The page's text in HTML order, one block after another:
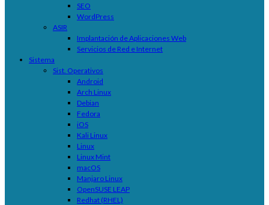
SEO
WordPress
ASIR
Implantación de Aplicaciones Web
Servicios de Red e Internet
Sistema
Sist. Operativos
Android
Arch Linux
Debian
Fedora
iOS
Kali Linux
Linux
Linux Mint
macOS
Manjaro Linux
OpenSUSE LEAP
Redhat (RHEL)